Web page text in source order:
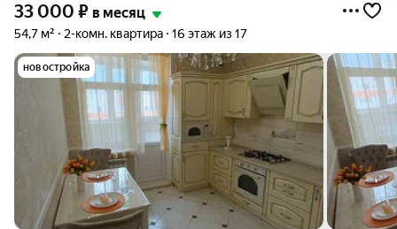
33 000 ₽ в месяц
54,7 м² 2-комн. квартира 16 этаж из 17
новостройка